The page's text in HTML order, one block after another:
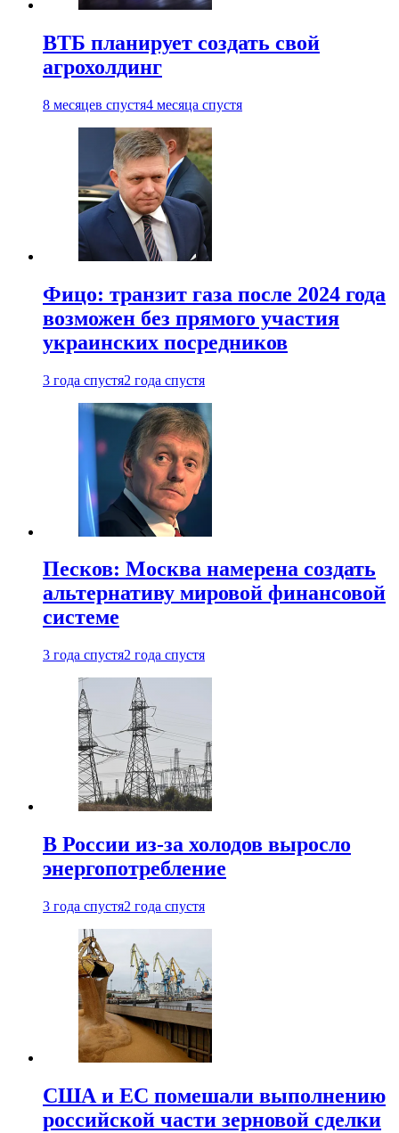
ВТБ планирует создать свой
агрохолдинг
8 месяцев спустя4 месяца спустя
Фицо: транзит газа после 2024 года
возможен без прямого участия
украинских посредников
3 года спустя2 года спустя
Песков: Москва намерена создать
альтернативу мировой финансовой
системе
3 года спустя2 года спустя
В России из-за холодов выросло
энергопотребление
3 года спустя2 года спустя
США и ЕС помешали выполнению
российской части зерновой сделки